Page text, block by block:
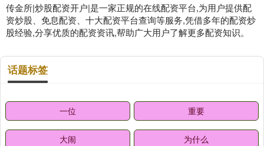
传金所|炒股配资开户|是一家正规的在线配资平台,为用户提供配
资炒股、免息配资、十大配资平台查询等服务,凭借多年的配资炒
股经验,分享优质的配资资讯,帮助广大用户了解更多配资知识。
话题标签
一位 重要
大闹 为什么